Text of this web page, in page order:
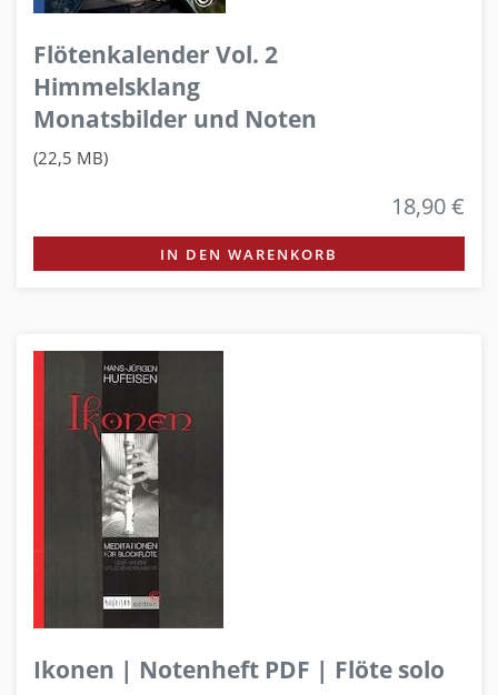
Flötenkalender Vol. 2
Himmelsklang
Monatsbilder und Noten
(22,5 MB)
18,90 €
IN DEN WARENKORB
Ikonen | Notenheft PDF | Flöte solo